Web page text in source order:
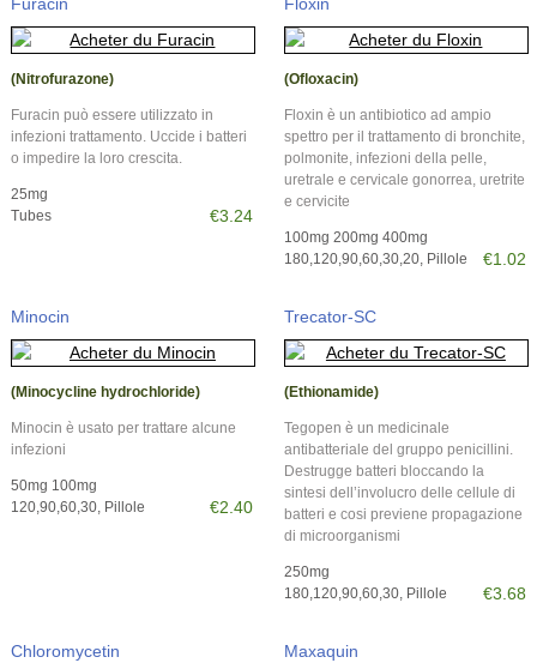
(Nitrofurazone)
Furacin può essere utilizzato in
infezioni trattamento. Uccide i batteri
o impedire la loro crescita.
25mg
Tubes
€3.24
(Ofloxacin)
Floxin è un antibiotico ad ampio
spettro per il trattamento di bronchite,
polmonite, infezioni della pelle,
uretrale e cervicale gonorrea, uretrite
e cervicite
100mg 200mg 400mg
180,120,90,60,30,20, Pillole
€1.02
Minocin
(Minocycline hydrochloride)
Minocin è usato per trattare alcune
infezioni
50mg 100mg
120,90,60,30, Pillole
€2.40
Trecator-SC
(Ethionamide)
Tegopen è un medicinale
antibatteriale del gruppo penicillini.
Destrugge batteri bloccando la
sintesi dell’involucro delle cellule di
batteri e cosi previene propagazione
di microorganismi
250mg
180,120,90,60,30, Pillole
€3.68
Chloromycetin Maxaquin